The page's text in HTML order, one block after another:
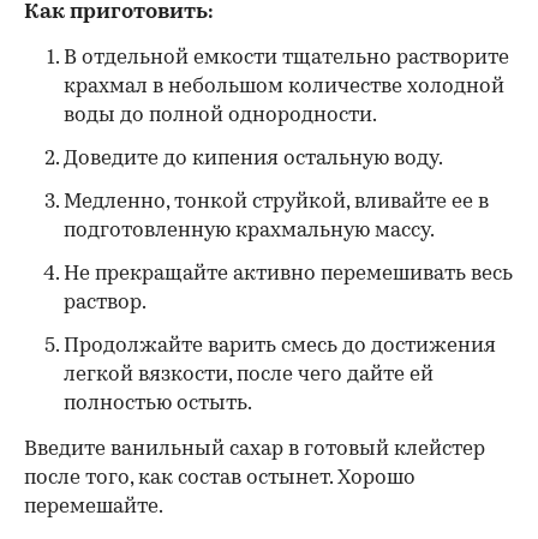
Как приготовить:
В отдельной емкости тщательно растворите
крахмал в небольшом количестве холодной
воды до полной однородности.
Доведите до кипения остальную воду.
Медленно, тонкой струйкой, вливайте ее в
подготовленную крахмальную массу.
Не прекращайте активно перемешивать весь
раствор.
Продолжайте варить смесь до достижения
легкой вязкости, после чего дайте ей
полностью остыть.
Введите ванильный сахар в готовый клейстер
после того, как состав остынет. Хорошо
перемешайте.